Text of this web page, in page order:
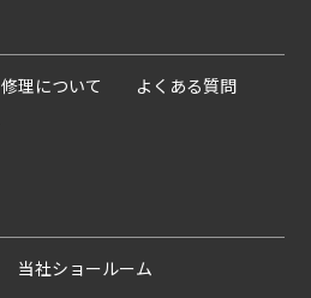
修理について
よくある質問
当社ショールーム